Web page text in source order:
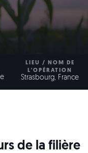
LIEU / NOM DE
L'OPÉRATION
Strasbourg, France
de la filière